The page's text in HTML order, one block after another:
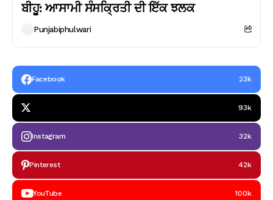
ਬੀਹੂ: ਆਸਾਮੀ ਸੰਸਕ੍ਰਿਤੀ ਦੀ ਇੱਕ ਝਲਕ
Punjabiphulwari
Facebook 23k
93k
Instagram 32k
Pinterest 42k
YouTube 100k